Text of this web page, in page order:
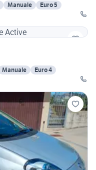
Manuale
Euro 5
Manuale
Euro 4